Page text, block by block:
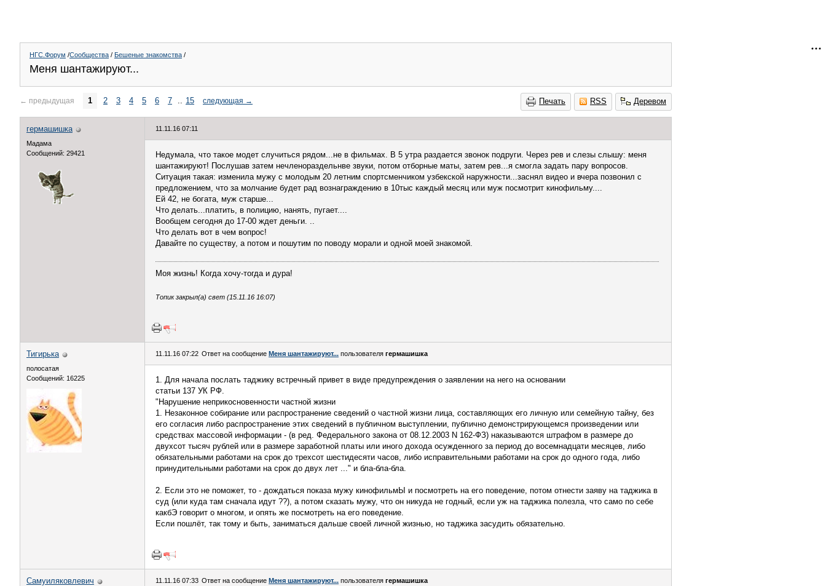
НГС.Форум /Сообщества / Бешеные знакомства /
Меня шантажируют...
Печать RSS Деревом
← предыдущая 1 2 3 4 5 6 7 .. 15 следующая →
гермашишка
Мадама
Сообщений: 29421
11.11.16 07:11
Недумала, что такое модет случиться рядом...не в фильмах. В 5 утра раздается звонок подруги. Через рев и слезы слышу: меня
шантажируют! Послушав затем нечленораздельнве звуки, потом отборные маты, затем рев...я смогла задать пару вопросов.
Ситуация такая: изменила мужу с молодым 20 летним спортсменчиком узбекской наружности...заснял видео и вчера позвонил с
предложением, что за молчание будет рад вознаграждению в 10тыс каждый месяц или муж посмотрит кинофильму....
Ей 42, не богата, муж старше...
Что делать...платить, в полицию, нанять, пугает....
Вообщем сегодня до 17-00 ждет деньги. ..
Что делать вот в чем вопрос!
Давайте по существу, а потом и пошутим по поводу морали и одной моей знакомой.
Моя жизнь! Когда хочу-тогда и дура!
Топик закрыл(а) свет (15.11.16 16:07)
Тигирька
полосатая
Сообщений: 16225
11.11.16 07:22 Ответ на сообщение Меня шантажируют... пользователя гермашишка
1. Для начала послать таджику встречный привет в виде предупреждения о заявлении на него на основании
статьи 137 УК РФ.
"Нарушение неприкосновенности частной жизни
1. Незаконное собирание или распространение сведений о частной жизни лица, составляющих его личную или семейную тайну, без
его согласия либо распространение этих сведений в публичном выступлении, публично демонстрирующемся произведении или
средствах массовой информации - (в ред. Федерального закона от 08.12.2003 N 162-ФЗ) наказываются штрафом в размере до
двухсот тысяч рублей или в размере заработной платы или иного дохода осужденного за период до восемнадцати месяцев, либо
обязательными работами на срок до трехсот шестидесяти часов, либо исправительными работами на срок до одного года, либо
принудительными работами на срок до двух лет ..." и бла-бла-бла.
2. Если это не поможет, то - дождаться показа мужу кинофильмЫ и посмотреть на его поведение, потом отнести заяву на таджика в
суд (или куда там сначала идут ??), а потом сказать мужу, что он никуда не годный, если уж на таджика полезла, что само по себе
какбЭ говорит о многом, и опять же посмотреть на его поведение.
Если пошлёт, так тому и быть, заниматься дальше своей личной жизнью, но таджика засудить обязательно.
Самуиляковлевич 11.11.16 07:33 Ответ на сообщение Меня шантажируют... пользователя гермашишка